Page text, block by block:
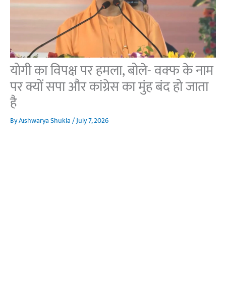
योगी का विपक्ष पर हमला, बोले- वक्फ के नाम
पर क्यों सपा और कांग्रेस का मुंह बंद हो जाता
है
ByAishwarya Shukla/July 7, 2026